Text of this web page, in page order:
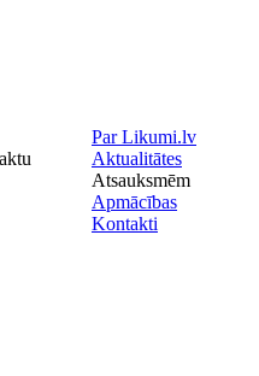
Par Likumi.lv
Aktualitātes
Atsauksmēm
Apmācības
Kontakti